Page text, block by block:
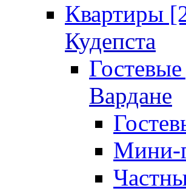
Квартиры
Кудепста
Вардане
Мини-